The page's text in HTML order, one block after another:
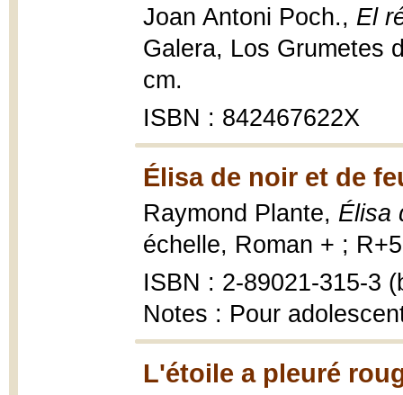
Joan Antoni Poch., El
Galera, Los Grumetes
cm.
ISBN : 842467622X
Élisa de noir et de
Raymond Plante, Élisa
échelle, Roman + ;
ISBN : 2-89021-315-3
Notes : Pour
L'étoile a pleuré